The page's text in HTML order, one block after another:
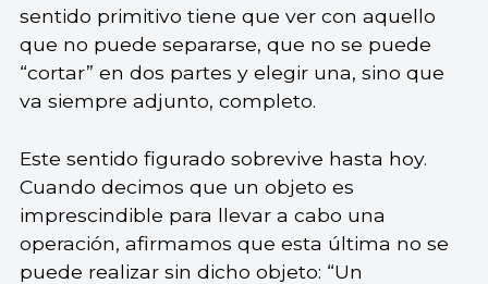
sentido primitivo tiene que ver con aquello
que no puede separarse, que no se puede
“cortar” en dos partes y elegir una, sino que
va siempre adjunto, completo.
Este sentido figurado sobrevive hasta hoy.
Cuando decimos que un objeto es
imprescindible para llevar a cabo una
operación, afirmamos que esta última no se
puede realizar sin dicho objeto: “Un